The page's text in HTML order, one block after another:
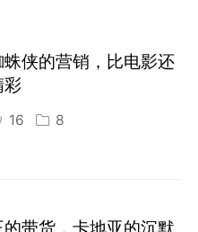
蛛侠的营销，比电影还
彩
16 8